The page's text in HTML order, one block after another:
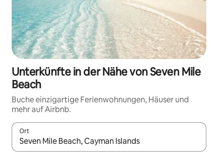
Unterkünfte in der Nähe von Seven Mile
Beach
Buche einzigartige Ferienwohnungen, Häuser und
mehr auf Airbnb.
Ort
Wenn Ergebnisse verfügbar sind, navigiere mit den